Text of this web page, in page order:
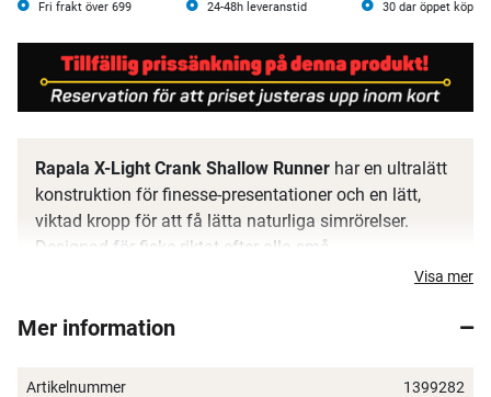
Fri frakt över 699 24-48h leveranstid 30 dar öppet köp
Rapala X-Light Crank Shallow Runner har en ultralätt
konstruktion för finesse-presentationer och en lätt,
viktad kropp för att få lätta naturliga simrörelser.
Designad för fiske riktat efter alla små
sötvattenspredatorer med en tight aktion och lockande
många olika tekniker med sitt lockande
färger i både naturtrogna och attraktionsfärger.
Visa mer
Mer information
Artikelnummer 1399282